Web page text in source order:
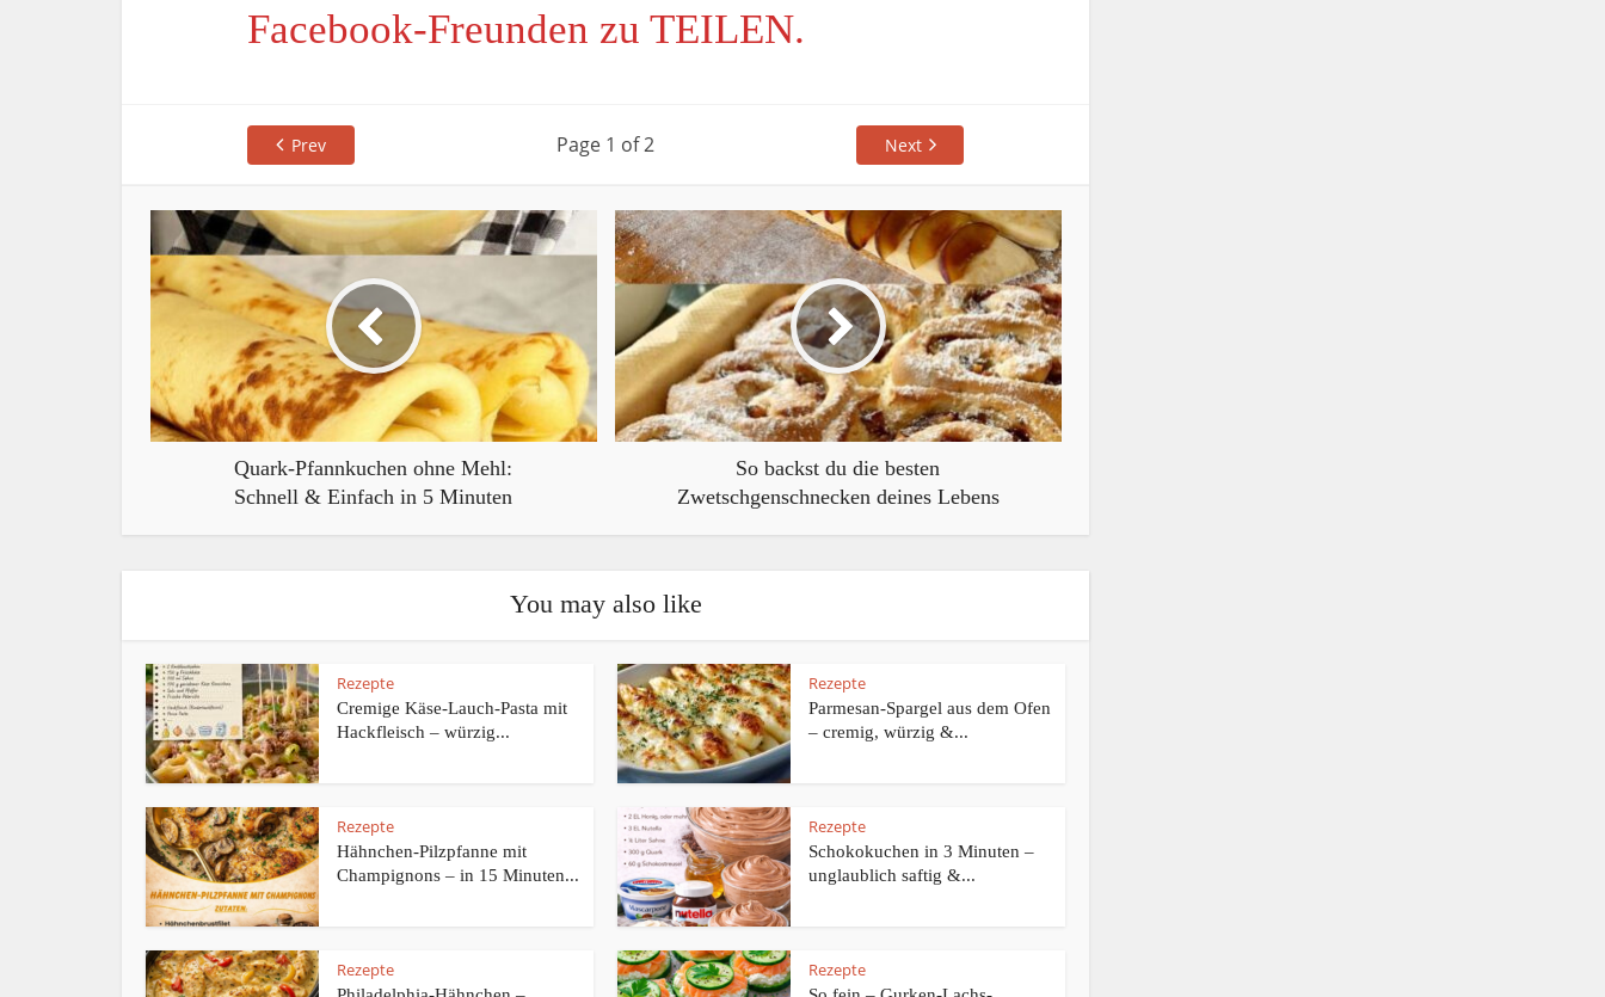
Facebook-Freunden zu TEILEN.
Page 1 of 2
Prev Next
Quark-Pfannkuchen ohne Mehl:
Schnell & Einfach in 5 Minuten
So backst du die besten
Zwetschgenschnecken deines Lebens
You may also like
Rezepte
Cremige Käse-Lauch-Pasta mit
Hackfleisch – würzig...
Rezepte
Parmesan-Spargel aus dem Ofen
– cremig, würzig &...
Rezepte
Hähnchen-Pilzpfanne mit
Champignons – in 15 Minuten...
Rezepte
Schokokuchen in 3 Minuten –
unglaublich saftig &...
Rezepte Rezepte